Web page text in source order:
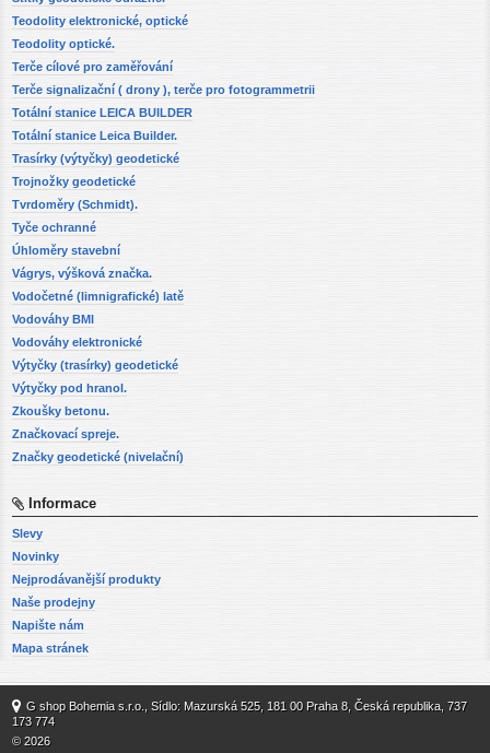
Teodolity elektronické, optické
Teodolity optické.
Terče cílové pro zaměřování
Terče signalizační ( drony ), terče pro fotogrammetrii
Totální stanice LEICA BUILDER
Totální stanice Leica Builder.
Trasírky (výtyčky) geodetické
Trojnožky geodetické
Tvrdoměry (Schmidt).
Tyče ochranné
Úhloměry stavební
Vágrys, výšková značka.
Vodočetné (limnigrafické) latě
Vodováhy BMI
Vodováhy elektronické
Výtyčky (trasírky) geodetické
Výtyčky pod hranol.
Zkoušky betonu.
Značkovací spreje.
Značky geodetické (nivelační)
Informace
Slevy
Novinky
Nejprodávanější produkty
Naše prodejny
Napište nám
Mapa stránek
G shop Bohemia s.r.o., Sídlo: Mazurská 525, 181 00 Praha 8, Česká republika, 737
173 774
© 2026